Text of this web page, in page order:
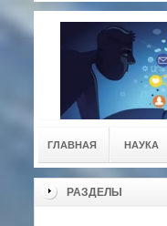
ГЛАВНАЯ НАУКА
РАЗДЕЛЫ